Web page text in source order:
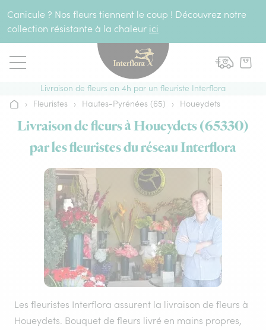
Canicule ? Nos fleurs tiennent le coup ! Découvrez notre
collection résistante à la chaleur ici
Livraison de fleurs en 4h par un fleuriste Interflora
Accueil
› Fleuristes › Hautes-Pyrénées (65) › Houeydets
Livraison de fleurs à Houeydets (65330)
par les fleuristes du réseau Interflora
Les fleuristes Interflora assurent la livraison de fleurs à
Houeydets. Bouquet de fleurs livré en mains propres,